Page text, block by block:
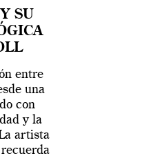
SU
entre
una
con
y la
artista